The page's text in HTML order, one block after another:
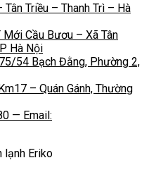
Triều – Thanh Trì – Hà
Cầu Bươu – Xã Tân
Hà Nội
54 Bạch Đằng, Phường 2,
– Quán Gánh, Thường
— Email:
lạnh Eriko